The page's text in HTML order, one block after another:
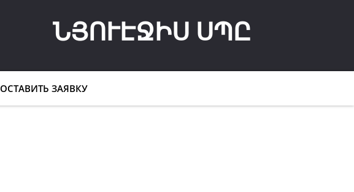
ՆՅՈՒԷՋԻՍ ՍՊԸ
ОСТАВИТЬ ЗАЯВКУ